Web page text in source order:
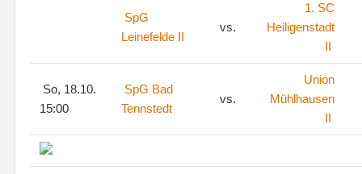
SpG
Leinefelde II
vs.
1. SC
Heiligenstadt
II
So, 18.10.
15:00
SpG Bad
Tennstedt
vs.
Union
Mühlhausen
II